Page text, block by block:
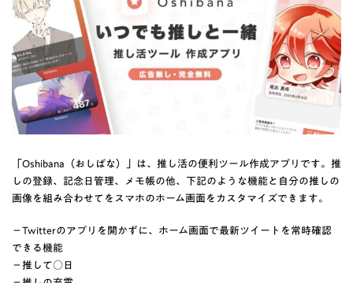
「Oshibana（おしばな）」は、推し活の便利ツール作成アプリです。推
しの登録、記念日管理、メモ帳の他、下記のような機能と自分の推しの
画像を組み合わせてをスマホのホーム画面をカスタマイズできます。
−Twitterのアプリを開かずに、ホーム画面で最新ツイートを常時確認
できる機能
−推して○日